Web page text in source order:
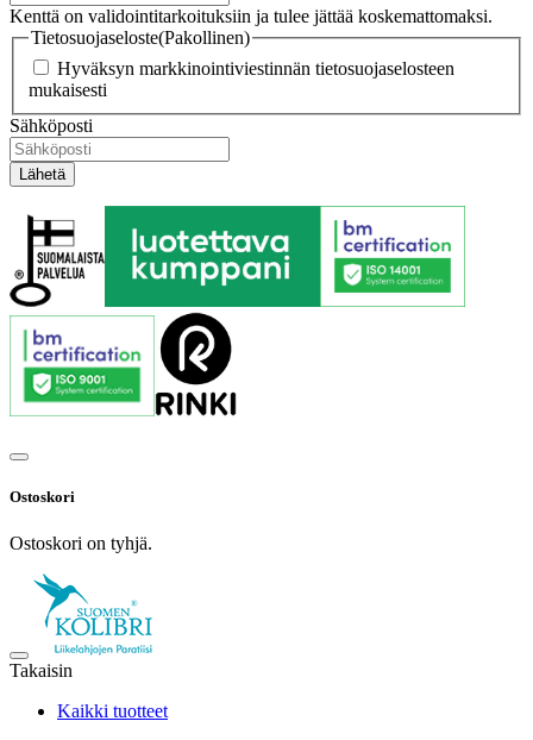
Kenttä on validointitarkoituksiin ja tulee jättää koskemattomaksi.
Tietosuojaseloste(Pakollinen)
Hyväksyn markkinointiviestinnän tietosuojaselosteen
mukaisesti
Sähköposti
Ostoskori
Ostoskori on tyhjä.
Takaisin
Kaikki tuotteet